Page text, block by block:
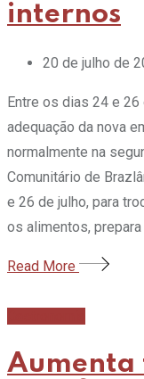
internos
20 de julho de
Entre os dias 24 e 26
adequação da nova
normalmente na
Comunitário de
e 26 de julho, para
os alimentos,
Read More
Aumenta